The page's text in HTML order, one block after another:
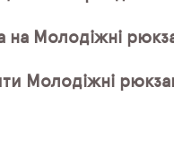
на Молодіжні
Молодіжні